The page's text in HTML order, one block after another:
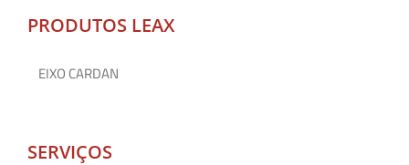
PRODUTOS LEAX
EIXO CARDAN
SERVIÇOS